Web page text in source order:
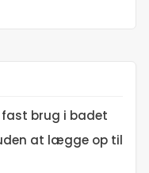
fast brug i badet
at lægge op til